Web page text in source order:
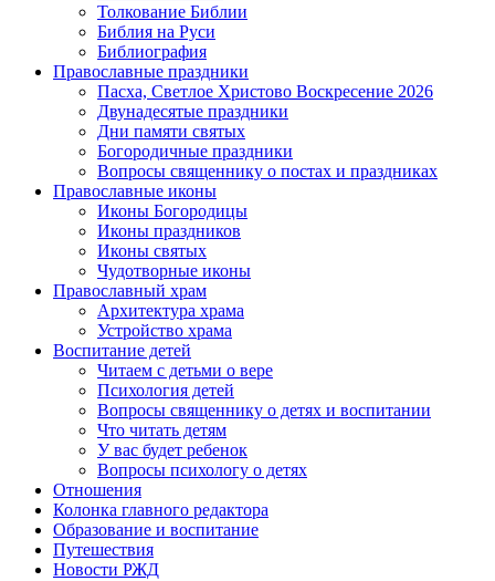
Толкование Библии
Библия на Руси
Библиография
Православные праздники
Пасха, Светлое Христово Воскресение 2026
Двунадесятые праздники
Дни памяти святых
Богородичные праздники
Вопросы священнику о постах и праздниках
Православные иконы
Иконы Богородицы
Иконы праздников
Иконы святых
Чудотворные иконы
Православный храм
Архитектура храма
Устройство храма
Воспитание детей
Читаем с детьми о вере
Психология детей
Вопросы священнику о детях и воспитании
Что читать детям
У вас будет ребенок
Вопросы психологу о детях
Отношения
Колонка главного редактора
Образование и воспитание
Путешествия
Новости РЖД